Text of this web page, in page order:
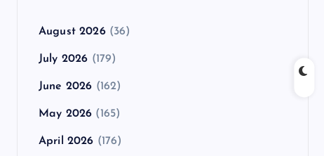
August 2026(36)
July 2026 (179)
June 2026 (162)
May 2026 (165)
April 2026 (176)